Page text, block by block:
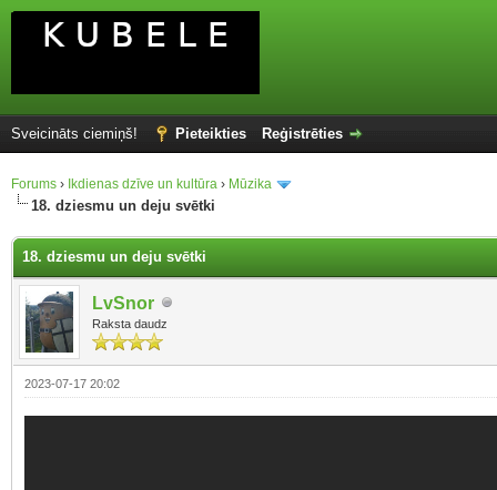
Sveicināts ciemiņš! Pieteikties Reģistrēties
Forums › Ikdienas dzīve un kultūra › Mūzika
18. dziesmu un deju svētki
18. dziesmu un deju svētki
LvSnor
Raksta daudz
2023-07-17 20:02